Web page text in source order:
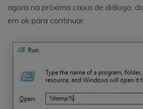
agora na próxima caixa de diálogo,
em ok para continuar.